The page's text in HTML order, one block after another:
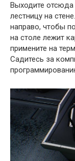
Выходите
лестницу на
направо, чтобы
на столе лежит
примените на
Садитесь за